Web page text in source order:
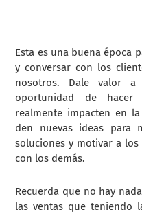
Esta es una buena época
y conversar con los
nosotros. Dale valor a
oportunidad de hacer
realmente impacten en
den nuevas ideas para
soluciones y motivar a
con los demás.
Recuerda que no hay
las ventas que teniendo